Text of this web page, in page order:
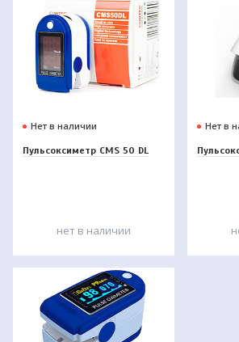
Нет в наличии
Пульсоксиметр CMS 50 DL
нет в наличии
Нет в